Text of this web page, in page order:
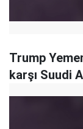
Trump
karşı Suudi